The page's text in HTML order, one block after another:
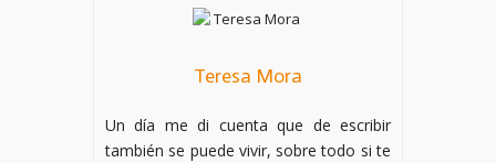
Teresa Mora
Un día me di cuenta que de escribir
también se puede vivir, sobre todo si te